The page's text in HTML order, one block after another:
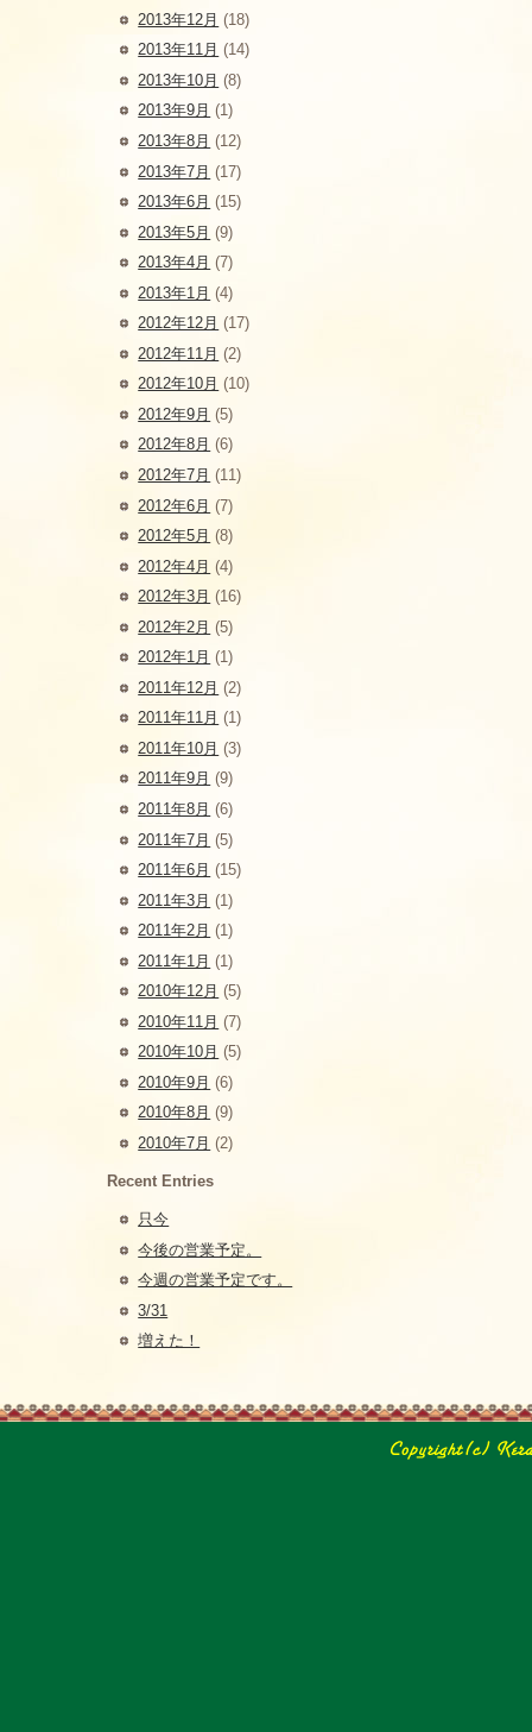
2013年12月 (18)
2013年11月 (14)
2013年10月 (8)
2013年9月 (1)
2013年8月 (12)
2013年7月 (17)
2013年6月 (15)
2013年5月 (9)
2013年4月 (7)
2013年1月 (4)
2012年12月 (17)
2012年11月 (2)
2012年10月 (10)
2012年9月 (5)
2012年8月 (6)
2012年7月 (11)
2012年6月 (7)
2012年5月 (8)
2012年4月 (4)
2012年3月 (16)
2012年2月 (5)
2012年1月 (1)
2011年12月 (2)
2011年11月 (1)
2011年10月 (3)
2011年9月 (9)
2011年8月 (6)
2011年7月 (5)
2011年6月 (15)
2011年3月 (1)
2011年2月 (1)
2011年1月 (1)
2010年12月 (5)
2010年11月 (7)
2010年10月 (5)
2010年9月 (6)
2010年8月 (9)
2010年7月 (2)
Recent Entries
只今
今後の営業予定。
今週の営業予定です。
3/31
増えた！